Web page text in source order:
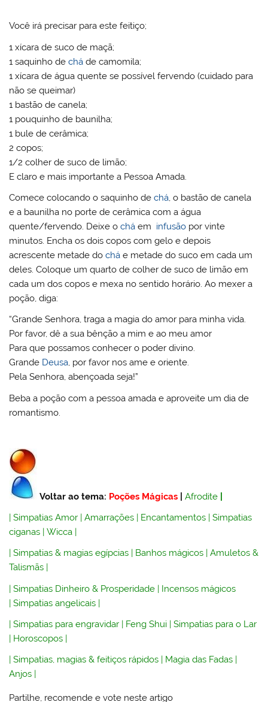
Você irá precisar para este feitiço;
1 xícara de suco de maçã;
1 saquinho dechá de camomila;
1 xícara de água quente se possível fervendo (cuidado para
não se queimar)
1 bastão de canela;
1 pouquinho de baunilha;
1 bule de cerâmica;
2 copos;
1/2 colher de suco de limão;
E claro e mais importante a Pessoa Amada.
Comece colocando o saquinho dechá, o bastão de canela
e a baunilha no porte de cerâmica com a água
quente/fervendo. Deixe ochá em infusão por vinte
minutos. Encha os dois copos com gelo e depois
acrescente metade dochá e metade do suco em cada um
deles. Coloque um quarto de colher de suco de limão em
cada um dos copos e mexa no sentido horário. Ao mexer a
poção, diga:
“Grande Senhora, traga a magia do amor para minha vida.
Por favor, dê a sua bênção a mim e ao meu amor
Para que possamos conhecer o poder divino.
Grande Deusa, por favor nos ame e oriente.
Pela Senhora, abençoada seja!”
Beba a poção com a pessoa amada e aproveite um dia de
romantismo.
Voltar ao tema: Poções Mágicas |Afrodite
|Simpatias Amor |Amarrações | Encantamentos |Simpatias
ciganas |Wicca |
|Simpatias & magias egípcias Banhos mágicos |Amuletos &
Talismãs
|Simpatias Dinheiro & Prosperidade | Incensos mágicos
|Simpatias angelicais |
|Simpatias para engravidar | Feng Shui |Simpatias para o Lar
| Horoscopos |
|Simpatias, magias & feitiços rápidos Magia das Fadas
Anjos
Partilhe, recomende e vote neste artigo